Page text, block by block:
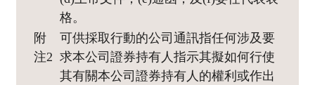
格。
附
注2
可供採取行動的公司通訊指任何涉及要
求本公司證券持有人指示其擬如何行使
其有關本公司證券持有人的權利或作出